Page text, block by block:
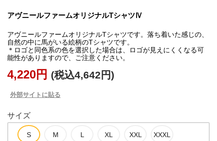
アヴニールファームオリジナルTシャツⅣ
アヴニールファームオリジナルTシャツです。落ち着いた感じの、
自然の中に馬がいる絵柄のTシャツです。
＊ロゴと同色系の色を選択した場合は、ロゴが見えにくくなる可
能性がありますので、ご注意ください。
4,220円 (税込4,642円)
外部サイトに貼る
サイズ